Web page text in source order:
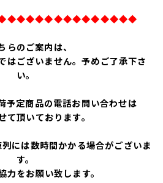
らのご案内は、
はございません。予めご了承下さ
い。
予定商品の電話お問い合わせは
て頂いております。
には数時間かかる場合がございま
す。
力をお願い致します。